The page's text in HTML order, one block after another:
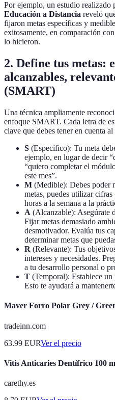
Por ejemplo, un estudio realizado
Educación a Distancia reveló
fijaron metas específicas y
exitosamente, en comparación
lo hicieron.
2. Define tus metas:
alcanzables,
(SMART)
Una técnica ampliamente
enfoque SMART. Cada letra de
clave que debes tener en cuenta
S (Específico): Tu meta
ejemplo, en lugar de decir
“quiero completar el
este mes”.
M (Medible): Debes poder
metas, puedes utilizar
horas a la semana a la
A (Alcanzable): Asegúrate
Fijar metas demasiado
desmotivador. Evalúa tus
determinar metas que
R (Relevante): Tus
intereses y necesidades.
a tu desarrollo personal o
T (Temporal): Establece
Esto te ayudará a
Maver Forro Polar Grey /
tradeinn.com
63.99 EURVer el precio
Vitis Anticaries Dentífrico 100
carethy.es